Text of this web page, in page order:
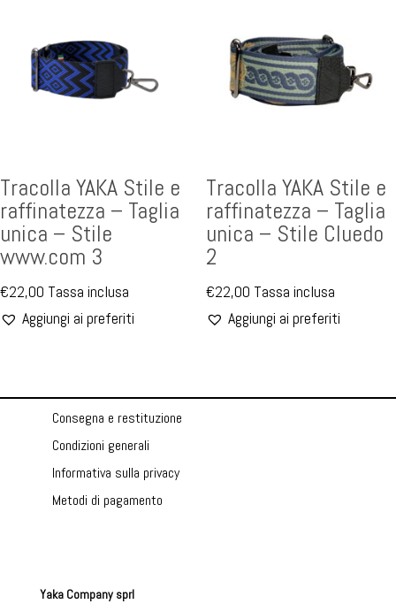
Tracolla YAKA Stile e
raffinatezza – Taglia
unica – Stile
www.com 3
€22,00 Tassa inclusa
Aggiungi ai preferiti
Tracolla YAKA Stile e
raffinatezza – Taglia
unica – Stile Cluedo
2
€22,00 Tassa inclusa
Aggiungi ai preferiti
Consegna e restituzione
Condizioni generali
Informativa sulla privacy
Metodi di pagamento
Yaka Company sprl